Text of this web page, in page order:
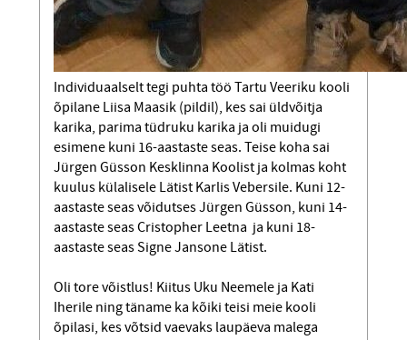
Individuaalselt tegi puhta töö Tartu Veeriku kooli
õpilane Liisa Maasik (pildil), kes sai üldvõitja
karika, parima tüdruku karika ja oli muidugi
esimene kuni 16-aastaste seas. Teise koha sai
Jürgen Güsson Kesklinna Koolist ja kolmas koht
kuulus külalisele Lätist Karlis Vebersile. Kuni 12-
aastaste seas võidutses Jürgen Güsson, kuni 14-
aastaste seas Cristopher Leetna ja kuni 18-
aastaste seas Signe Jansone Lätist.
Oli tore võistlus! Kiitus Uku Neemele ja Kati
Iherile ning täname ka kõiki teisi meie kooli
õpilasi, kes võtsid vaevaks laupäeva malega